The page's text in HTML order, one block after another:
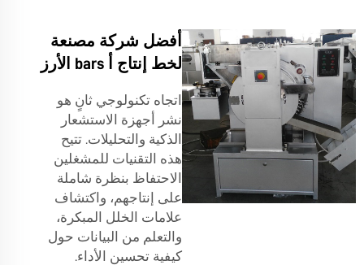
أفضل شركة مصنعة
لخط إنتاج أ bars الأرز
اتجاه تكنولوجي ثانٍ هو
نشر أجهزة الاستشعار
الذكية والتحليلات. تتيح
هذه التقنيات للمشغلين
الاحتفاظ بنظرة شاملة
على إنتاجهم، واكتشاف
علامات الخلل المبكرة،
والتعلم من البيانات حول
كيفية تحسين الأداء.